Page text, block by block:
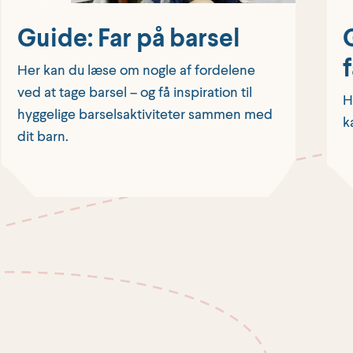
Guide: Far på barsel
Her kan du læse om nogle af fordelene
ved at tage barsel – og få inspiration til
hyggelige barselsaktiviteter sammen med
dit barn.